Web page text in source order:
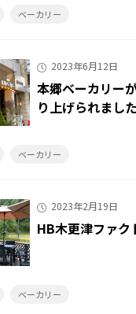
ベーカリー
2023年6月12日
本郷ベーカリー
り上げられまし
ベーカリー
2023年2月19日
HB木更津ファク
ベーカリー